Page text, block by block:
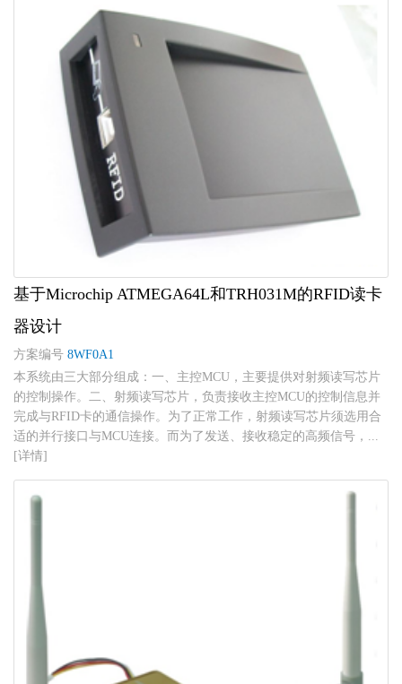
基于Microchip ATMEGA64L和TRH031M的RFID读卡
器设计
方案编号 8WF0A1
本系统由三大部分组成：一、主控MCU，主要提供对射频读写芯片
的控制操作。二、射频读写芯片，负责接收主控MCU的控制信息并
完成与RFID卡的通信操作。为了正常工作，射频读写芯片须选用合
适的并行接口与MCU连接。而为了发送、接收稳定的高频信号，...
[详情]